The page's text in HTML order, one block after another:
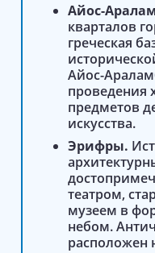
Айос-
кварталов
греческая
Айос-
проведения
предметов
искусства.
Эрифры.
театром,
музеем в
небом.
расположен